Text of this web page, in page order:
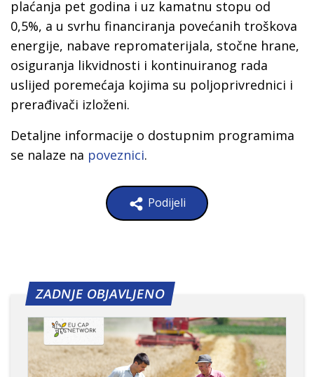
plaćanja pet godina i uz kamatnu stopu od
0,5%, a u svrhu financiranja povećanih troškova
energije, nabave repromaterijala, stočne hrane,
osiguranja likvidnosti i kontinuiranog rada
uslijed poremećaja kojima su poljoprivrednici i
prerađivači izloženi.
Detaljne informacije o dostupnim programima
se nalaze na poveznici.
Podijeli
ZADNJE OBJAVLJENO